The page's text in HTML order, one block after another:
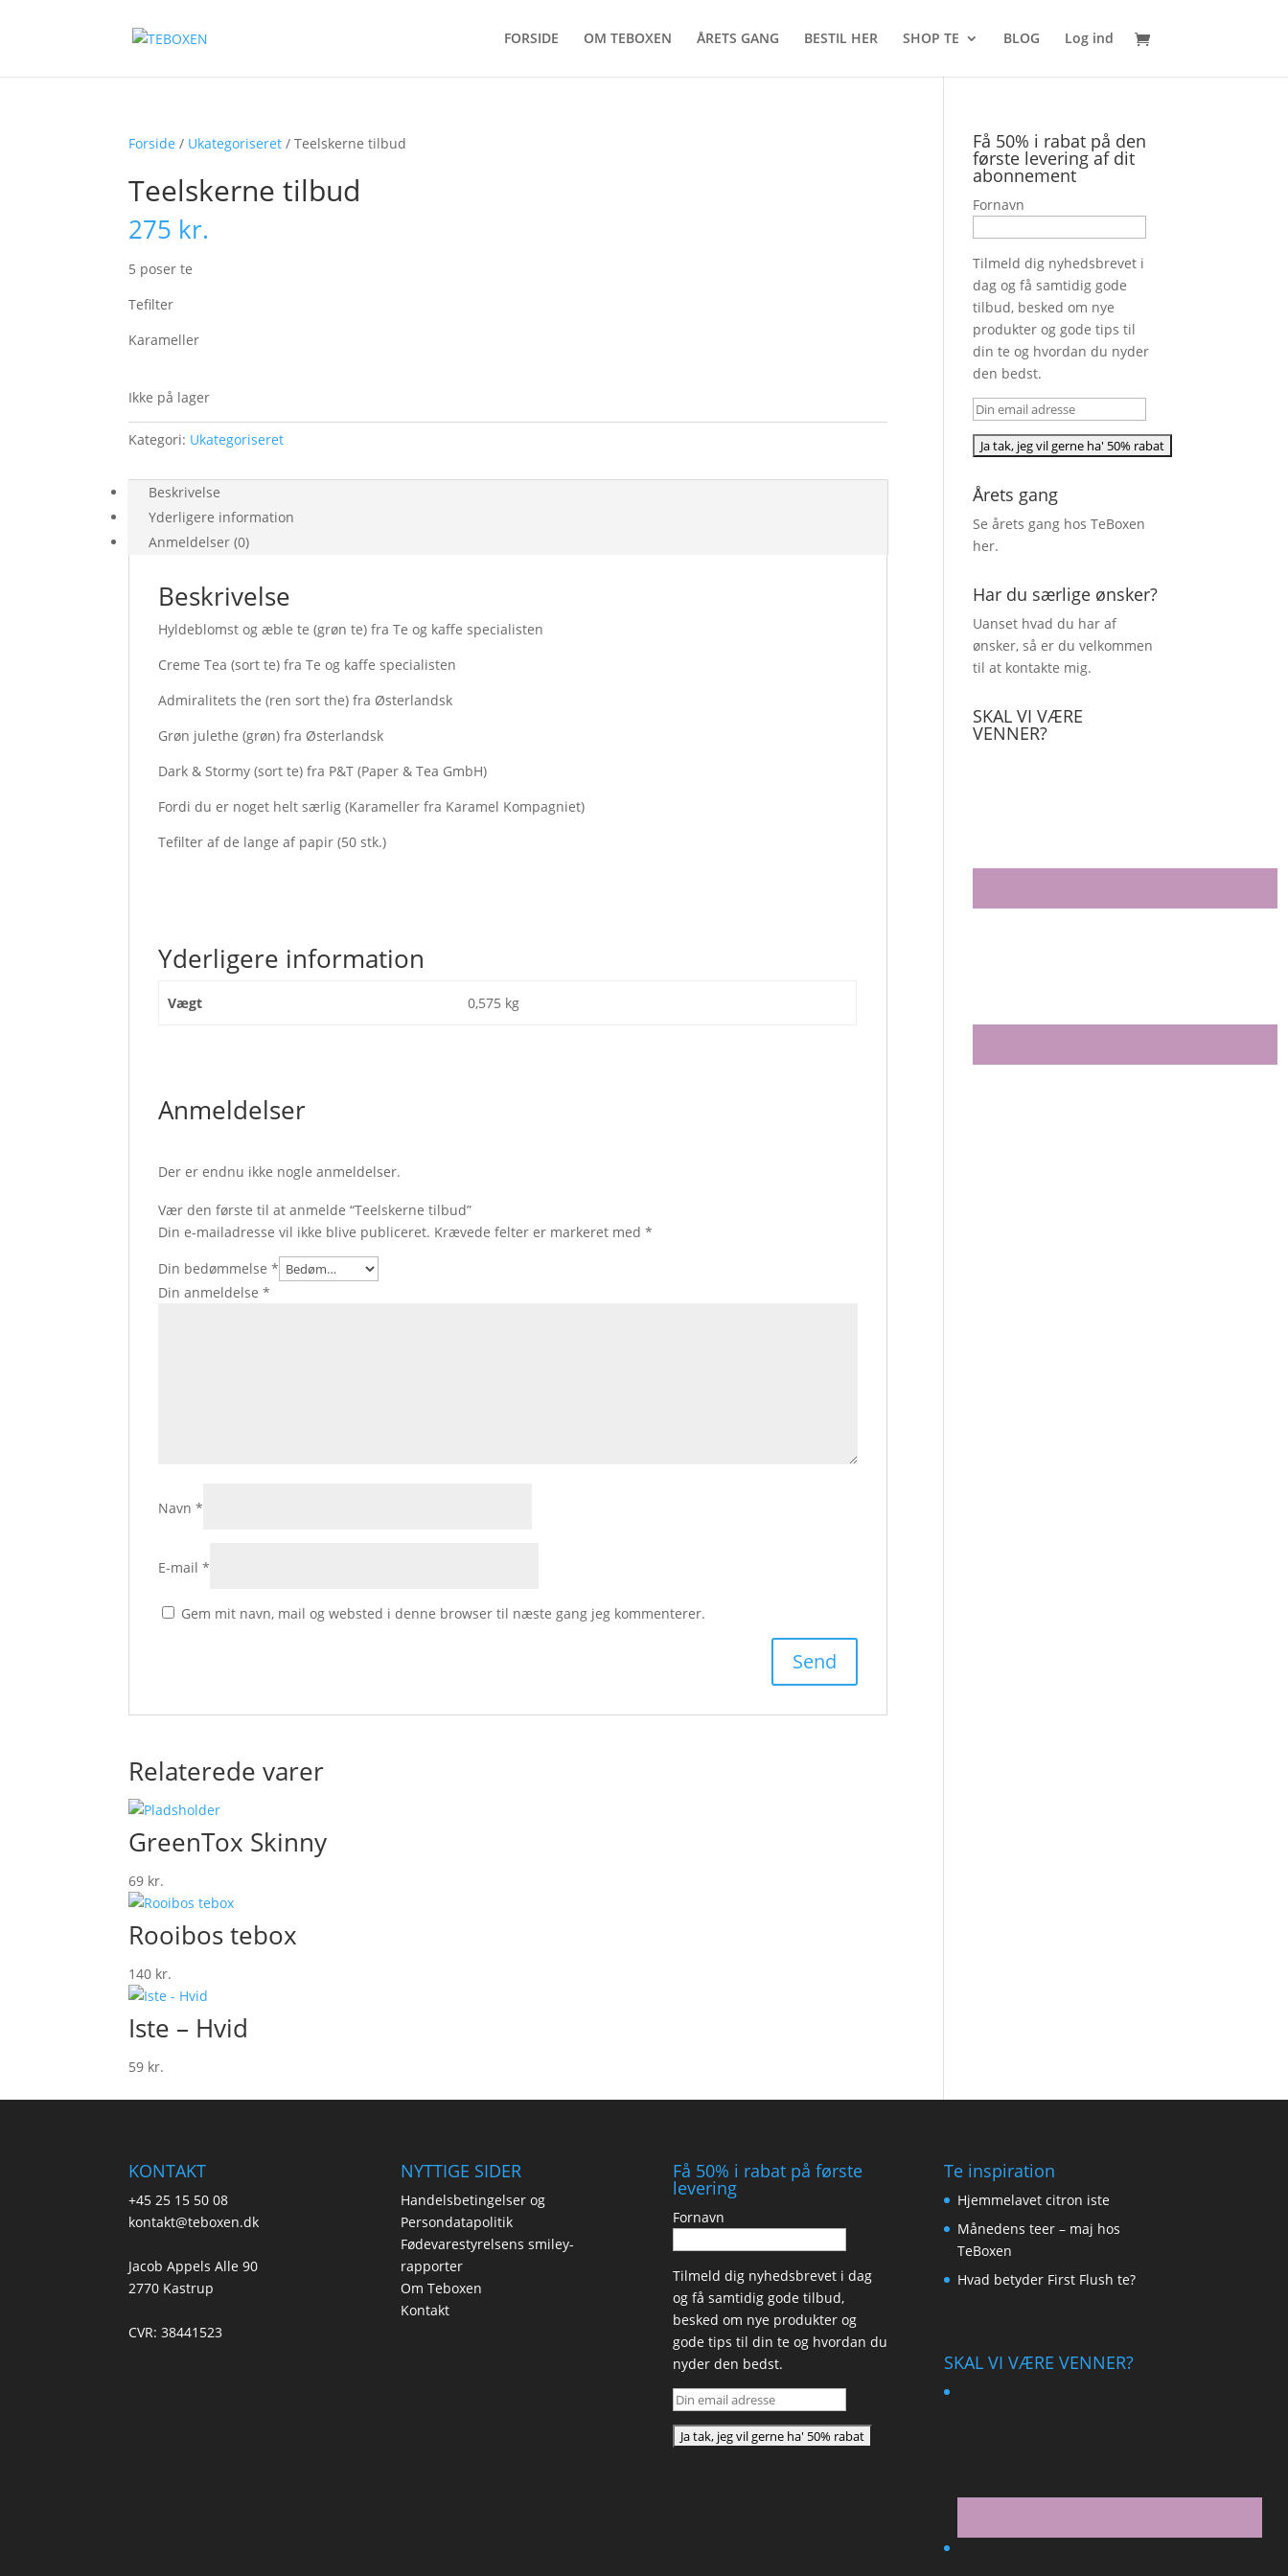
FORSIDE OM TEBOXEN ÅRETS GANG BESTIL HER SHOP TE BLOG Log ind
Forside / Ukategoriseret / Teelskerne tilbud
Teelskerne tilbud
275 kr.
5 poser te
Tefilter
Karameller
Ikke på lager
Kategori: Ukategoriseret
Beskrivelse
Yderligere information
Anmeldelser (0)
Beskrivelse
Hyldeblomst og æble te (grøn te) fra Te og kaffe specialisten
Creme Tea (sort te) fra Te og kaffe specialisten
Admiralitets the (ren sort the) fra Østerlandsk
Grøn julethe (grøn) fra Østerlandsk
Dark & Stormy (sort te) fra P&T (Paper & Tea GmbH)
Fordi du er noget helt særlig (Karameller fra Karamel Kompagniet)
Tefilter af de lange af papir (50 stk.)
Yderligere information
Vægt 0,575 kg
Anmeldelser
Der er endnu ikke nogle anmeldelser.
Vær den første til at anmelde “Teelskerne tilbud”
Din e-mailadresse vil ikke blive publiceret. Krævede felter er markeret med*
Din bedømmelse*
Din anmeldelse*
Navn*
E-mail*
Gem mit navn, mail og websted i denne browser til næste gang jeg kommenterer.
Relaterede varer
GreenTox Skinny
69 kr.
Rooibos tebox
140 kr.
Iste – Hvid
59 kr.
Få 50% i rabat på den
første levering af dit
abonnement
Fornavn
Tilmeld dig nyhedsbrevet i
dag og få samtidig gode
tilbud, besked om nye
produkter og gode tips til
din te og hvordan du nyder
den bedst.
Årets gang
Se årets gang hos TeBoxen
her.
Har du særlige ønsker?
Uanset hvad du har af
ønsker, så er du velkommen
til at kontakte mig.
SKAL VI VÆRE
VENNER?
KONTAKT
+45 25 15 50 08
kontakt@teboxen.dk
Jacob Appels Alle 90
2770 Kastrup
CVR: 38441523
NYTTIGE SIDER
Handelsbetingelser og
Persondatapolitik
Fødevarestyrelsens smiley-
rapporter
Om Teboxen
Kontakt
Få 50% i rabat på første
levering
Fornavn
Tilmeld dig nyhedsbrevet i dag
og få samtidig gode tilbud,
besked om nye produkter og
gode tips til din te og hvordan du
nyder den bedst.
Te inspiration
Hjemmelavet citron iste
Månedens teer – maj hos
TeBoxen
Hvad betyder First Flush te?
SKAL VI VÆRE VENNER?